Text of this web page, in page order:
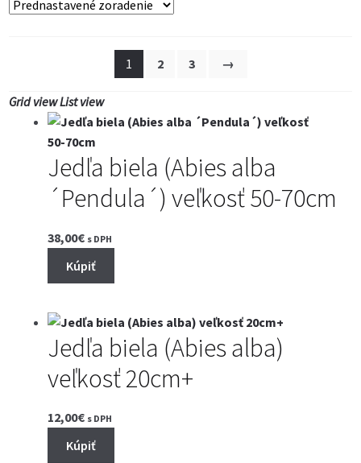
1 2 3 →
Grid viewList view
Jedľa biela (Abies alba
´Pendula´) veľkosť 50-70cm
38,00€ s DPH
Kúpiť
Jedľa biela (Abies alba)
veľkosť 20cm+
12,00€ s DPH
Kúpiť